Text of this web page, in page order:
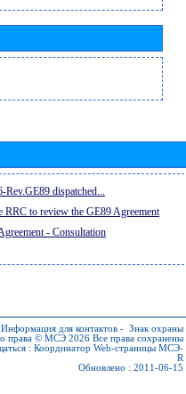
dispatched...
RRC to review the GE89 Agreement
- Consultation
Информация для контактов - Знак охраны
права © МСЭ 2026 Все права сохранены
: Координатор Web-страницы МСЭ-
R
Обновлено : 2011-06-15